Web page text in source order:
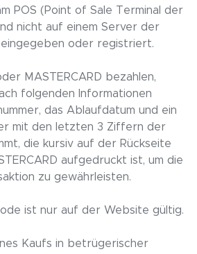
POS (Point of Sale Terminal der
nicht auf einem Server der
eingegeben oder registriert.
MASTERCARD bezahlen,
folgenden Informationen
das Ablaufdatum und ein
mit den letzten 3 Ziffern der
die kursiv auf der Rückseite
aufgedruckt ist, um die
zu gewährleisten.
ist nur auf der Website gültig.
Kaufs in betrügerischer